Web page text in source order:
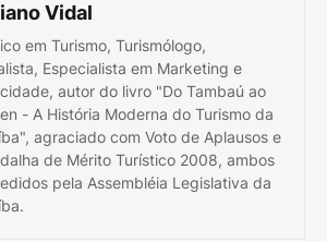
Vidal
em Turismo, Turismólogo,
Especialista em Marketing e
autor do livro "Do Tambaú ao
- A História Moderna do Turismo da
agraciado com Voto de Aplausos e
de Mérito Turístico 2008, ambos
pela Assembléia Legislativa da